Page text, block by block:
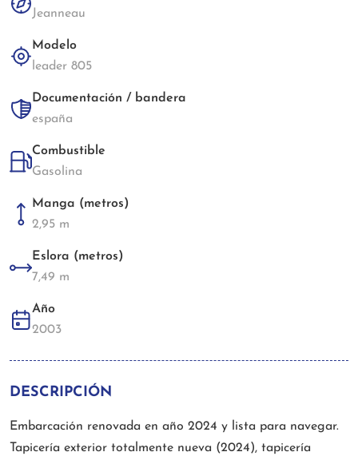
Jeanneau
Modelo
leader 805
Documentación / bandera
españa
Combustible
Gasolina
Manga (metros)
2,95 m
Eslora (metros)
7,49 m
Año
2003
DESCRIPCIÓN
Embarcación renovada en año 2024 y lista para navegar.
Tapicería exterior totalmente nueva (2024), tapicería